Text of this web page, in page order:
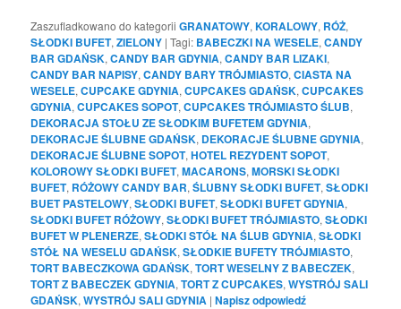
Zaszufladkowano do kategorii GRANATOWY,KORALOWY, RÓŻ,
SŁODKI BUFET,ZIELONY |Tagi: BABECZKI NA WESELE,CANDY
BAR GDAŃSK,CANDY BAR GDYNIA,CANDY BAR LIZAKI,
CANDY BAR NAPISY,CANDY BARY TRÓJMIASTO,CIASTA NA
WESELE,CUPCAKE GDYNIA,CUPCAKES GDAŃSK,CUPCAKES
GDYNIA,CUPCAKES SOPOT,CUPCAKES TRÓJMIASTO ŚLUB,
DEKORACJA STOŁU ZE SŁODKIM BUFETEM GDYNIA,
DEKORACJE ŚLUBNE GDAŃSK, DEKORACJE ŚLUBNE GDYNIA,
DEKORACJE ŚLUBNE SOPOT,HOTEL REZYDENT SOPOT,
KOLOROWY SŁODKI BUFET,MACARONS,MORSKI SŁODKI
BUFET, RÓŻOWY CANDY BAR,ŚLUBNY SŁODKI BUFET,SŁODKI
BUET PASTELOWY,SŁODKI BUFET,SŁODKI BUFET GDYNIA,
SŁODKI BUFET RÓŻOWY,SŁODKI BUFET TRÓJMIASTO,SŁODKI
BUFET W PLENERZE,SŁODKI STÓŁ NA ŚLUB GDYNIA,SŁODKI
STÓŁ NA WESELU GDAŃSK,SŁODKIE BUFETY TRÓJMIASTO,
TORT BABECZKOWA GDAŃSK,TORT WESELNY Z BABECZEK,
TORT Z BABECZEK GDYNIA,TORT Z CUPCAKES,WYSTRÓJ SALI
GDAŃSK,WYSTRÓJ SALI GDYNIA |Napisz odpowiedź